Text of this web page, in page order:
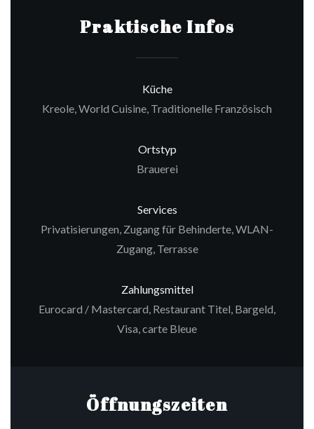
Praktische Infos
Küche
Kreole, World Cuisine, Traditionelle Französisch
Ortstyp
Brauerei
Services
Privatisierungen, Zugang für Behinderte, WLAN-
Zugang, Terrasse
Zahlungsmittel
Eurocard / Mastercard, Restaurant Titel, Bargeld,
Visa, carte Bleue
Öffnungszeiten